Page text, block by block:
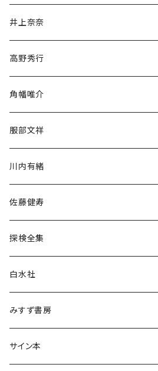
文学・小説・物語
随筆・ノンフィクション・その他
民族・風習
言語・ことば
井上奈奈
高野秀行
角幡唯介
服部文祥
川内有緒
佐藤健寿
探検全集
白水社
みすず書房
サイン本